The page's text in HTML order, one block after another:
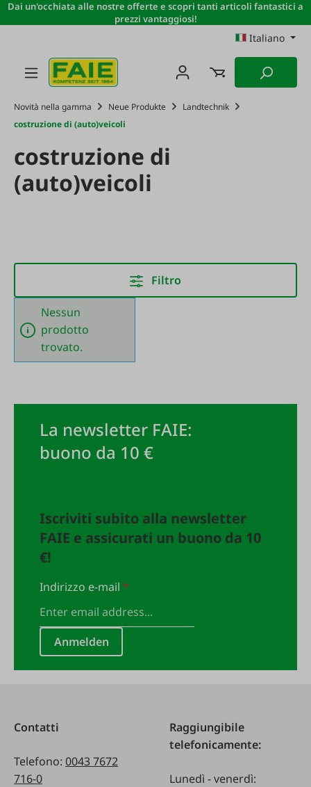
Passa al contenuto principale
Dai un'occhiata alle nostre offerte e scopri tanti articoli fantastici a
prezzi vantaggiosi!
Italiano
Novità nella gamma Neue Produkte
Landtechnik
costruzione di (auto)veicoli
costruzione di
(auto)veicoli
Filtro
Nessun
prodotto
trovato.
La newsletter FAIE:
buono da 10 €
Iscriviti subito alla newsletter
FAIE e assicurati un buono da 10
€!
Indirizzo e-mail*
Anmelden
Contatti
Telefono: 0043 7672
716-0
Raggiungibile
telefonicamente:
Lunedì - venerdì: